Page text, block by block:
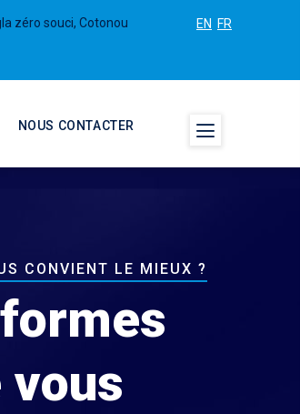
zéro souci, Cotonou EN FR
NOUS CONTACTER
CONVIENT LE MIEUX ?